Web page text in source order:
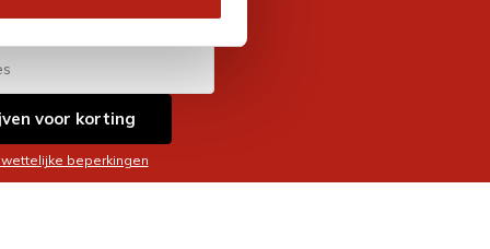
voor korting
beperkingen